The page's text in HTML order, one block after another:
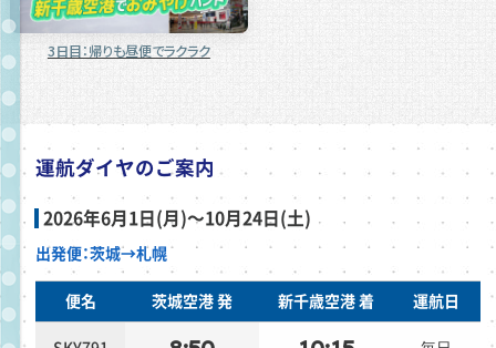
3日目：帰りも昼便でラクラク
運航ダイヤのご案内
2026年6月1日(月)〜10月24日(土)
出発便：茨城→札幌
便名 茨城空港 発 新千歳空港 着 運航日